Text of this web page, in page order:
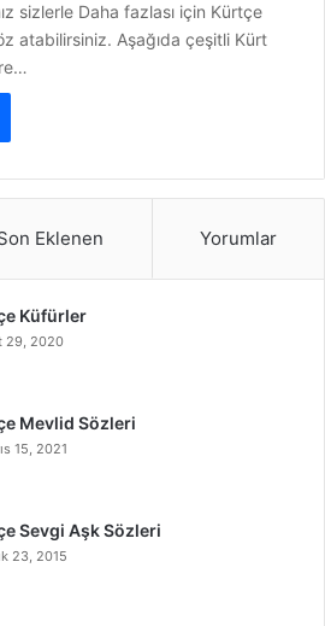
sizlerle Daha fazlası için Kürtçe
atabilirsiniz. Aşağıda çeşitli Kürt
Eklenen Yorumlar
Küfürler
29, 2020
Mevlid Sözleri
15, 2021
Sevgi Aşk Sözleri
23, 2015